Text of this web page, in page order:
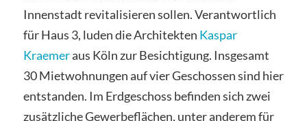
Innenstadt revitalisieren sollen. Verantwortlich
für Haus 3, luden die Architekten Kaspar
Kraemeraus Köln zur Besichtigung. Insgesamt
30 Mietwohnungen auf vier Geschossen sind hier
entstanden. Im Erdgeschoss befinden sich zwei
zusätzliche Gewerbeflächen, unter anderem für